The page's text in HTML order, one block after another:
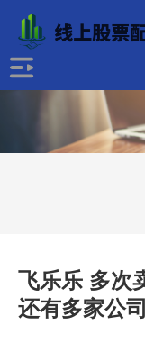
飞乐乐 多次
还有多家公